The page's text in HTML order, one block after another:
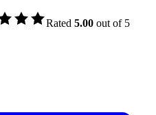
Rated 5.00 out of 5